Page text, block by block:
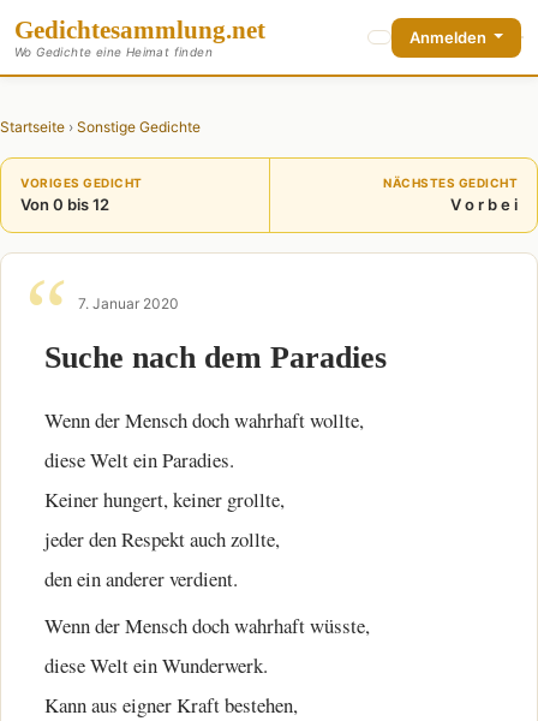
Gedichtesammlung.net
Wo Gedichte eine Heimat finden
Anmelden
Startseite › Sonstige Gedichte
VORIGES GEDICHT
Von 0 bis 12
NÄCHSTES GEDICHT
V o r b e i
7. Januar 2020
Suche nach dem Paradies
Wenn der Mensch doch wahrhaft wollte,
diese Welt ein Paradies.
Keiner hungert, keiner grollte,
jeder den Respekt auch zollte,
den ein anderer verdient.
Wenn der Mensch doch wahrhaft wüsste,
diese Welt ein Wunderwerk.
Kann aus eigner Kraft bestehen,